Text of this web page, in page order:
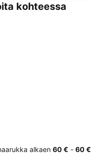
kohteessa
alkaen ‎60 € - ‎60 €